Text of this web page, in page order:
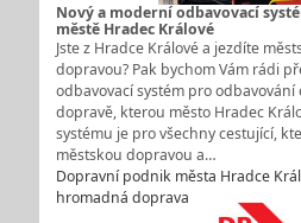
Nový a moderní odbavovací
městě Hradec Králové
Jste z Hradce Králové a jezdíte
dopravou? Pak bychom Vám rádi
odbavovací systém pro
dopravě, kterou město Hradec
systému je pro všechny cestující,
městskou dopravou a…
Dopravní podnik města Hradce
hromadná doprava